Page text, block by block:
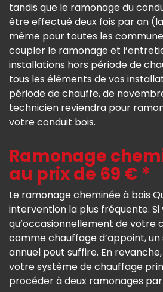
tandis que le ramonage du
être effectué deux fois par an
même pour toutes les
coupler le ramonage et
installations hors période de
tous les éléments de vos
période de chauffe, de
technicien reviendra pour
votre conduit bois.
Ramonage
au prix de 69 € *
Le ramonage cheminée à bois
intervention la plus fréquente. Si
qu’occasionnellement de votre
comme chauffage d’appoint,
annuel peut suffire. En
votre système de chauffage
procéder à deux ramonages par